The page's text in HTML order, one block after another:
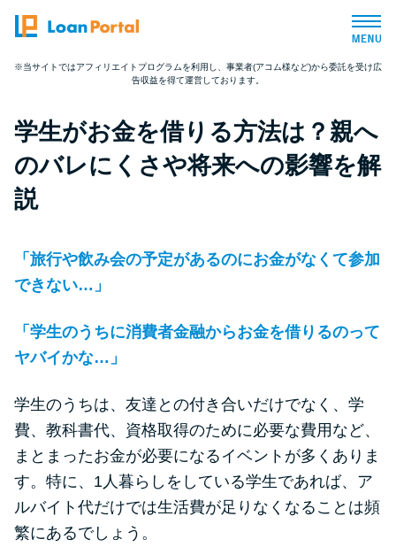
トップページ
おすすめコンテンツ
便利なコンテンツ
カードローン診断
カードローンQ&A
※当サイトではアフィリエイトプログラムを利用し、事業者(アコム様など)から委託を受け広
告収益を得て運営しております。
学生がお金を借りる方法は？親へ
のバレにくさや将来への影響を解
説
「旅行や飲み会の予定があるのにお金がなくて参加
できない…」
「学生のうちに消費者金融からお金を借りるのって
ヤバイかな…」
学生のうちは、友達との付き合いだけでなく、学
費、教科書代、資格取得のために必要な費用など、
まとまったお金が必要になるイベントが多くありま
す。特に、1人暮らしをしている学生であれば、ア
ルバイト代だけでは生活費が足りなくなることは頻
繁にあるでしょう。